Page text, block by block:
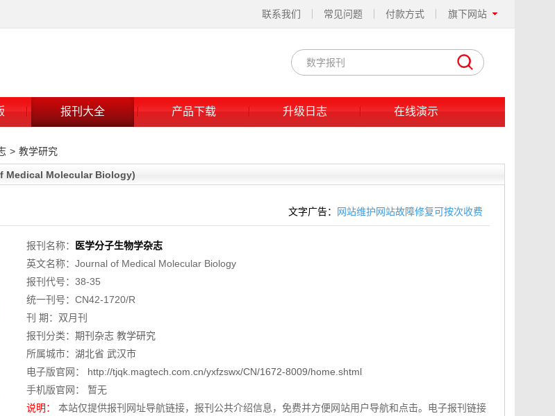
旗下网站
付款方式
常见问题
联系我们
报刊大全 产品下载 升级日志 在线演示
> 教学研究
Medical Molecular Biology)
文字广告： 网站维护网站故障修复可按次收费
报刊名称：
医学分子生物学杂志
英文名称：Journal of Medical Molecular Biology
报刊代号：38-35
统一刊号：CN42-1720/R
刊 期：双月刊
报刊分类： 期刊杂志 教学研究
所属城市： 湖北省 武汉市
电子版官网： http://tjqk.magtech.com.cn/yxfzswx/CN/1672-8009/home.shtml
手机版官网： 暂无
说明：
本站仅提供报刊网址导航链接，报刊公共介绍信息，免费并方便网站用户导航和点击。电子报刊链接